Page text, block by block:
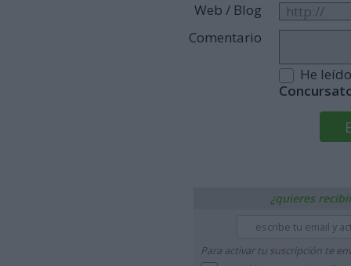
Web / Blog
Comentario
He
¿quieres
Para activar tu suscripción te